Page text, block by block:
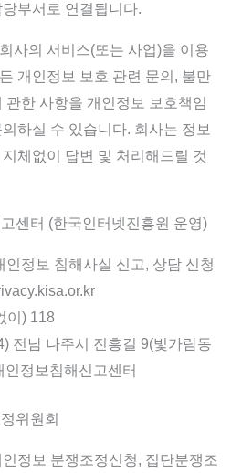
부서로 연결됩니다.
사의 서비스(또는 사업)을 이용
개인정보 보호 관련 문의, 불만
관한 사항을 개인정보 보호책임
하실 수 있습니다. 회사는 정보
체없이 답변 및 처리해드릴 것
센터 (한국인터넷진흥원 운영)
인정보 침해사실 신고, 상담 신청
이) 118
전남 나주시 진흥길 9(빛가람동
인정보침해신고센터
위원회
정보 분쟁조정신청, 집단분쟁조